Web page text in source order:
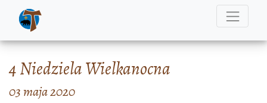
4 Niedziela Wielkanocna
03 maja 2020